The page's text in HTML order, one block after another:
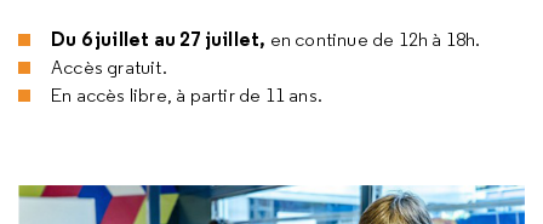
Du 6 juillet au 27 juillet, en continue de 12h à 18h.
Accès gratuit.
En accès libre, à partir de 11 ans.